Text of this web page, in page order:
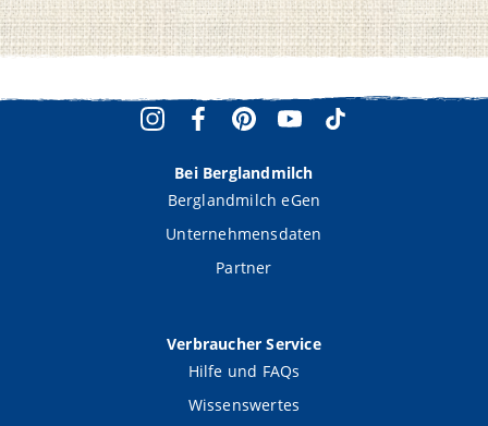
Bei Berglandmilch
Berglandmilch eGen
Unternehmensdaten
Partner
Verbraucher Service
Hilfe und FAQs
Wissenswertes